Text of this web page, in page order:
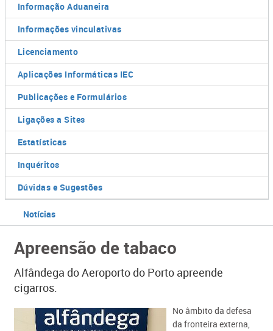
Informação Aduaneira
Informações vinculativas
Licenciamento
Aplicações Informáticas IEC
Publicações e Formulários
Ligações a Sites
Estatísticas
Inquéritos
Dúvidas e Sugestões
Notícias
Apreensão de tabaco
Alfândega do Aeroporto do Porto apreende
cigarros.
No âmbito da defesa
da fronteira externa,